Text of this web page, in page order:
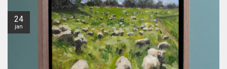
24
jan